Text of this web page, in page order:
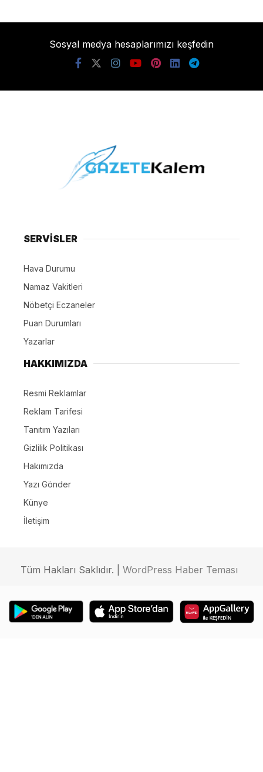
Sosyal medya hesaplarımızı keşfedin
SERVİSLER
Hava Durumu
Namaz Vakitleri
Nöbetçi Eczaneler
Puan Durumları
Yazarlar
HAKKIMIZDA
Resmi Reklamlar
Reklam Tarifesi
Tanıtım Yazıları
Gizlilik Politikası
Hakımızda
Yazı Gönder
Künye
İletişim
Tüm Hakları Saklıdır. | WordPress Haber Teması